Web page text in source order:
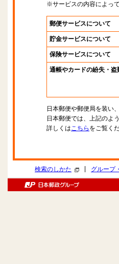
※サービスの内容によっ
郵便サービスについて
貯金サービスについて
保険サービスについて
通帳やカードの紛失・
日本郵便や郵便局を装い
日本郵便では、上記のよ
詳しくはこちら をご覧く
検索のしかた グループ